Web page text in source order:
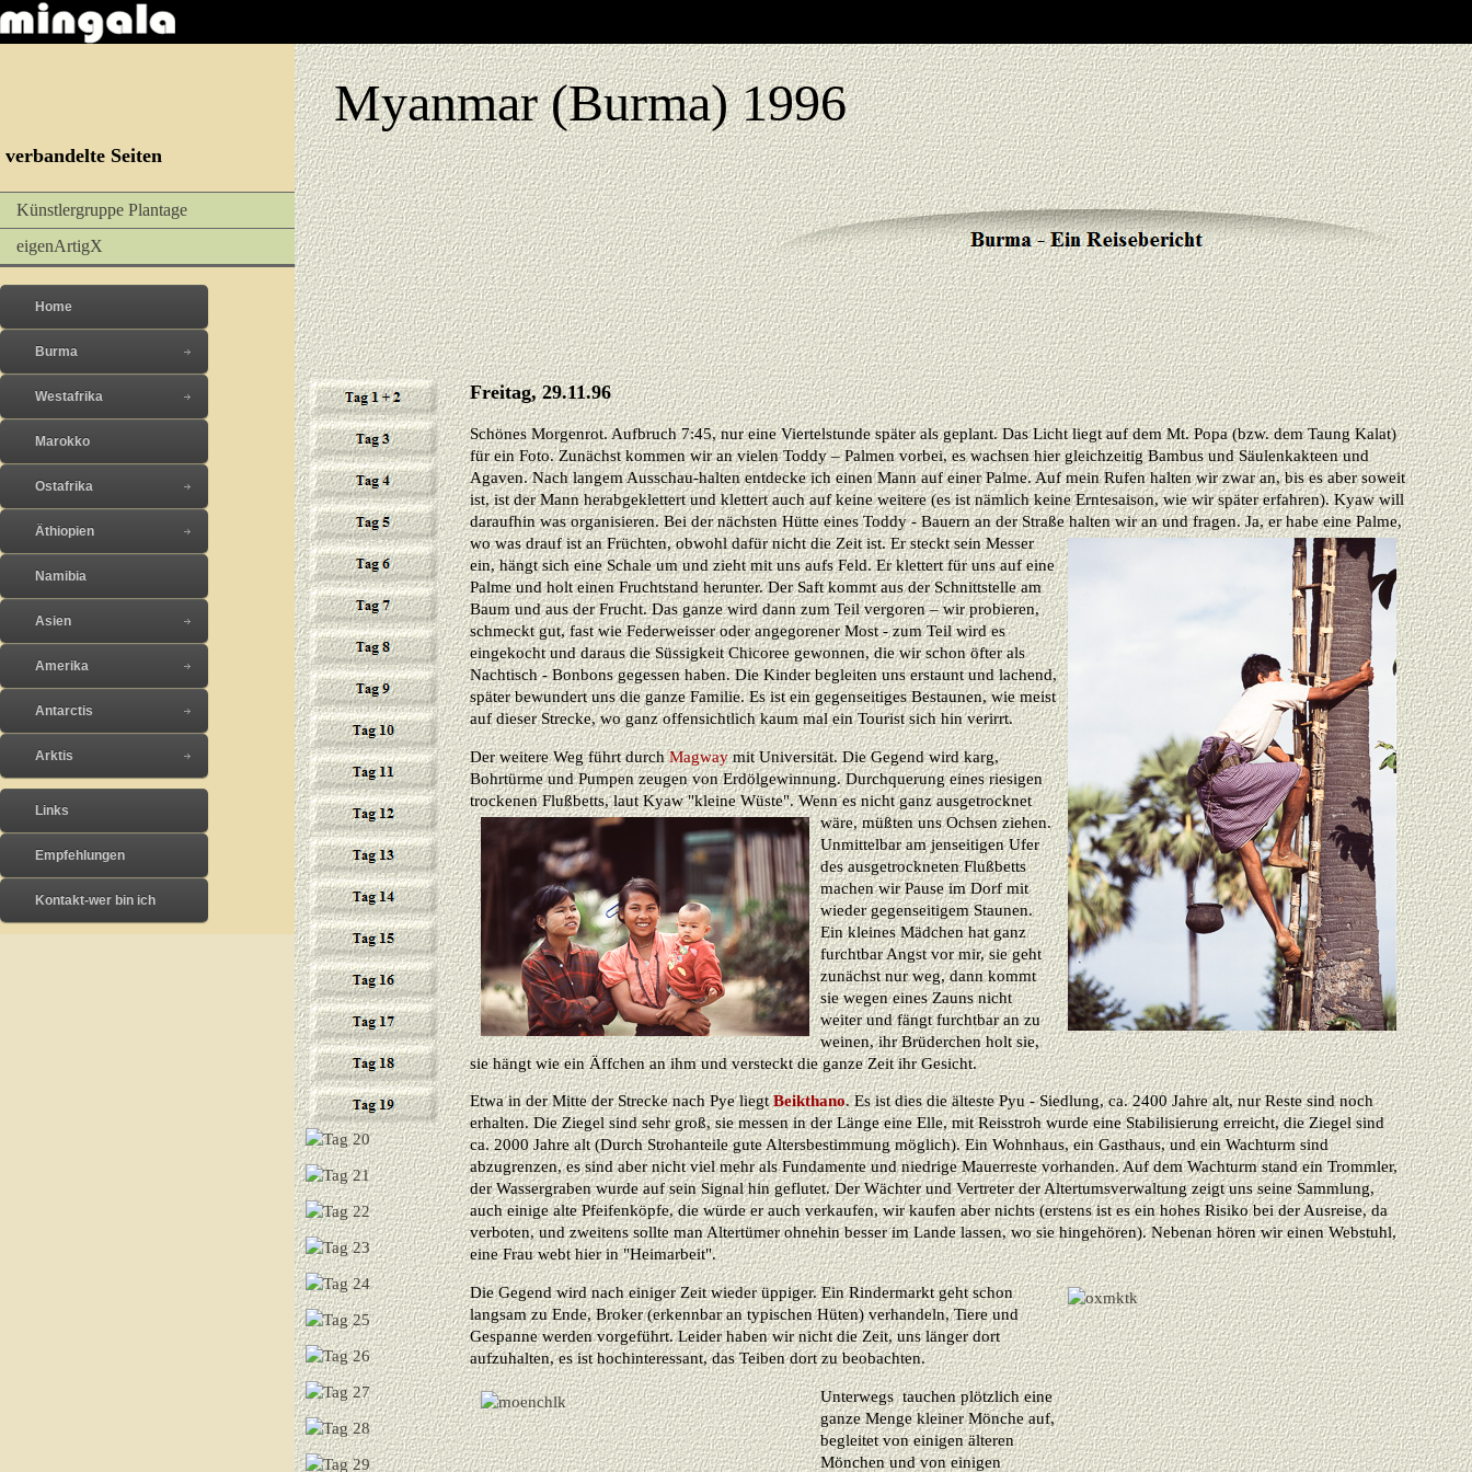
verbandelte Seiten
Künstlergruppe Plantage
eigenArtigX
Home
Burma
Westafrika
Marokko
Ostafrika
Äthiopien
Namibia
Asien
Amerika
Antarctis
Arktis
Links
Empfehlungen
Kontakt-wer bin ich
Myanmar (Burma) 1996
Freitag, 29.11.96
Schönes Morgenrot. Aufbruch 7:45, nur eine Viertelstunde später als geplant. Das Licht liegt auf dem Mt. Popa (bzw. dem Taung Kalat)
für ein Foto. Zunächst kommen wir an vielen Toddy – Palmen vorbei, es wachsen hier gleichzeitig Bambus und Säulenkakteen und
Agaven. Nach langem Ausschau-halten entdecke ich einen Mann auf einer Palme. Auf mein Rufen halten wir zwar an, bis es aber soweit
ist, ist der Mann herabgeklettert und klettert auch auf keine weitere (es ist nämlich keine Erntesaison, wie wir später erfahren). Kyaw will
daraufhin was organisieren. Bei der nächsten Hütte eines Toddy - Bauern an der Straße halten wir an und fragen.Ja, er habe eine Palme,
wo was drauf ist an Früchten, obwohl dafür nicht die Zeit ist. Er steckt sein Messer
ein, hängt sich eine Schale um und zieht mit uns aufs Feld. Er klettert für uns auf eine
Palme und holt einen Fruchtstand herunter. Der Saft kommt aus der Schnittstelle am
Baum und aus der Frucht. Das ganze wird dann zum Teil vergoren – wir probieren,
schmeckt gut, fast wie Federweisser oder angegorener Most - zum Teil wird es
eingekocht und daraus die Süssigkeit Chicoree gewonnen, die wir schon öfter als
Nachtisch - Bonbons gegessen haben. Die Kinder begleiten uns erstaunt und lachend,
später bewundert uns die ganze Familie. Es ist ein gegenseitiges Bestaunen, wie meist
auf dieser Strecke, wo ganz offensichtlich kaum mal ein Tourist sich hin verirrt.
Der weitere Weg führt durchMagwaymit Universität. Die Gegend wird karg,
Bohrtürme und Pumpen zeugen von Erdölgewinnung. Durchquerung eines riesigen
trockenen Flußbetts, laut Kyaw "kleine Wüste". Wenn es nichtganz ausgetrocknet
wäre, müßten uns Ochsen ziehen.
Unmittelbar am jenseitigen Ufer
des ausgetrockneten Flußbetts
machen wir Pause im Dorf mit
wieder gegenseitigem Staunen.
Ein kleines Mädchen hat ganz
furchtbar Angst vor mir, sie geht
zunächst nur weg, dann kommt
sie wegen eines Zauns nicht
weiter und fängt furchtbar an zu
weinen, ihr Brüderchen holt sie,
sie hängt wie ein Äffchen an ihm und versteckt die ganze Zeit ihr Gesicht.
Etwa in der Mitte der Strecke nach Pye liegtBeikthano. Es ist dies die älteste Pyu - Siedlung, ca. 2400 Jahre alt, nur Reste sind noch
erhalten. Die Ziegel sind sehr groß, sie messen in der Länge eine Elle, mit Reisstroh wurde eine Stabilisierung erreicht, die Ziegel sind
ca. 2000 Jahre alt (Durch Strohanteile gute Altersbestimmung möglich). Ein Wohnhaus, ein Gasthaus, und ein Wachturm sind
abzugrenzen, es sind aber nicht viel mehr als Fundamente und niedrige Mauerreste vorhanden. Auf dem Wachturm stand ein Trommler,
der Wassergraben wurde auf sein Signal hin geflutet. Der Wächter und Vertreter der Altertumsverwaltung zeigt uns seine Sammlung,
auch einige alte Pfeifenköpfe, die würde er auch verkaufen, wir kaufen aber nichts (erstens ist es ein hohes Risiko bei der Ausreise, da
verboten, und zweitens sollte man Altertümer ohnehin besser im Lande lassen, wo sie hingehören). Nebenan hören wir einen Webstuhl,
eine Frau webt hier in "Heimarbeit".
Die Gegend wird nach einiger Zeit wieder üppiger. Ein Rindermarkt geht schon
langsam zu Ende, Broker (erkennbar an typischen Hüten) verhandeln, Tiere und
Gespanne werden vorgeführt. Leider haben wir nicht die Zeit, uns länger dort
aufzuhalten, es ist hochinteressant, das Teiben dort zu beobachten.
Unterwegs tauchen plötzlich eine
ganze Menge kleiner Mönche auf,
begleitet von einigen älteren
Mönchen und von einigen